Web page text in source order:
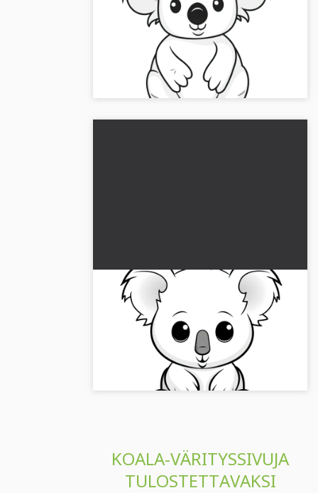
taustaa (Ilmainen)
Ystävällinen koala yksinkertaisena
värityskuvana lapsille. Lataa ilmainen kuva
korkealaatuisena. Kokeile myös online-
väritystä!...
Suloinen suloisuus: Lumoava
värityskuva lataamista varten
(Ilmaiseksi)
Söpö ja suloinen koala värityskuvana.
Lumoava kuva ilmaiseksi lataamista tai
verkossa väritystä varten!...
KOALA-VÄRITYSSIVUJA
TULOSTETTAVAKSI